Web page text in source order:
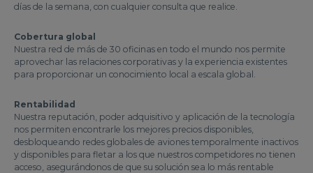
días de la semana, con cualquier consulta que realice.
Cobertura global
Nuestra red de más de 30 oficinas en todo el mundo nos permite
aprovechar las relaciones corporativas y la experiencia existentes
para proporcionar un conocimiento local a escala global.
Rentabilidad
Nuestra reputación, poder adquisitivo y aplicación de la tecnología
nos permiten encontrarle los mejores precios disponibles,
desbloqueando redes globales de aviones temporalmente inactivos
y disponibles para fletar a los que nuestros competidores no tienen
acceso, asegurándonos de que su solución sea lo más rentable